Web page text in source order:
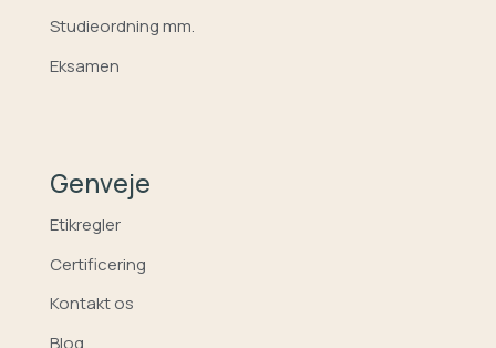
Studieordning mm.
Eksamen
Genveje
Etikregler
Certificering
Kontakt os
Blog